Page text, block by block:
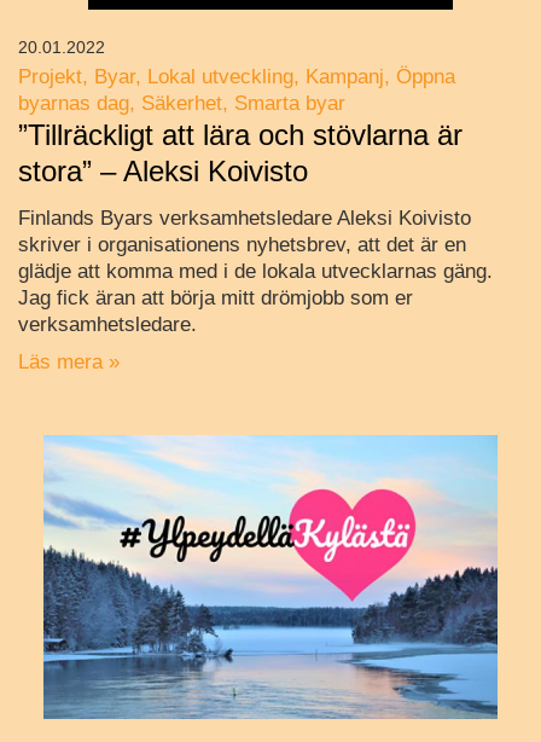
Projekt Byar Lokal utveckling Kampanj
Öppna
byarnas dag Säkerhet Smarta byar
”Tillräckligt att lära och stövlarna är
stora” – Aleksi Koivisto
Finlands Byars verksamhetsledare Aleksi Koivisto
skriver i organisationens nyhetsbrev, att det är en
glädje att komma med i de lokala utvecklarnas gäng.
Jag fick äran att börja mitt drömjobb som er
verksamhetsledare.
Läs mera »
20.01.2022